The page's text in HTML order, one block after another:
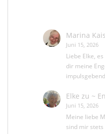
Marina
Juni 15, 2026
Liebe Elke,
dir meine
Elke zu ~
Juni 15, 2026
Meine liebe
sind mir